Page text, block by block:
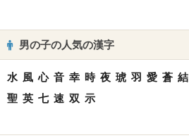
男の子の人気の漢字
水 風 心 音 幸 時 夜 琥 羽 愛 蒼 結
聖 英 七 速 双 示